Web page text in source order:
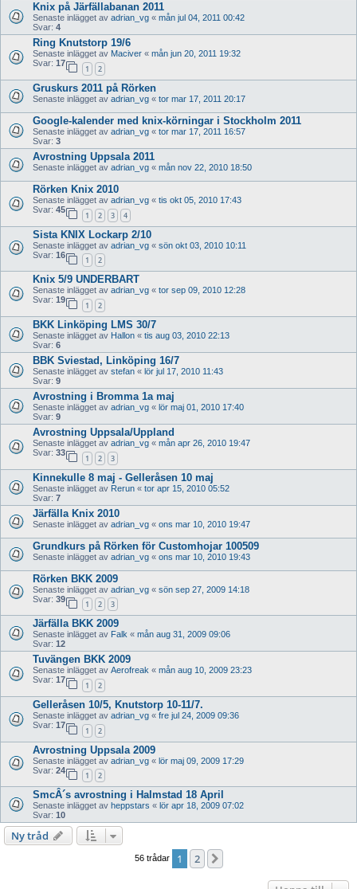
Knix på Järfällabanan 2011
Senaste inlägget av adrian_vg « mån jul 04, 2011 00:42
Svar: 4
Ring Knutstorp 19/6
Senaste inlägget av Maciver « mån jun 20, 2011 19:32
Svar: 17
1 2
Gruskurs 2011 på Rörken
Senaste inlägget av adrian_vg « tor mar 17, 2011 20:17
Google-kalender med knix-körningar i Stockholm 2011
Senaste inlägget av adrian_vg « tor mar 17, 2011 16:57
Svar: 3
Avrostning Uppsala 2011
Senaste inlägget av adrian_vg « mån nov 22, 2010 18:50
Rörken Knix 2010
Senaste inlägget av adrian_vg « tis okt 05, 2010 17:43
Svar: 45
1 2 3 4
Sista KNIX Lockarp 2/10
Senaste inlägget av adrian_vg « sön okt 03, 2010 10:11
Svar: 16
1 2
Knix 5/9 UNDERBART
Senaste inlägget av adrian_vg « tor sep 09, 2010 12:28
Svar: 19
1 2
BKK Linköping LMS 30/7
Senaste inlägget av Hallon « tis aug 03, 2010 22:13
Svar: 6
BBK Sviestad, Linköping 16/7
Senaste inlägget av stefan « lör jul 17, 2010 11:43
Svar: 9
Avrostning i Bromma 1a maj
Senaste inlägget av adrian_vg « lör maj 01, 2010 17:40
Svar: 9
Avrostning Uppsala/Uppland
Senaste inlägget av adrian_vg « mån apr 26, 2010 19:47
Svar: 33
1 2 3
Kinnekulle 8 maj - Gelleråsen 10 maj
Senaste inlägget av Rerun « tor apr 15, 2010 05:52
Svar: 7
Järfälla Knix 2010
Senaste inlägget av adrian_vg « ons mar 10, 2010 19:47
Grundkurs på Rörken för Customhojar 100509
Senaste inlägget av adrian_vg « ons mar 10, 2010 19:43
Rörken BKK 2009
Senaste inlägget av adrian_vg « sön sep 27, 2009 14:18
Svar: 39
1 2 3
Järfälla BKK 2009
Senaste inlägget av Falk « mån aug 31, 2009 09:06
Svar: 12
Tuvängen BKK 2009
Senaste inlägget av Aerofreak « mån aug 10, 2009 23:23
Svar: 17
1 2
Gelleråsen 10/5, Knutstorp 10-11/7.
Senaste inlägget av adrian_vg « fre jul 24, 2009 09:36
Svar: 17
1 2
Avrostning Uppsala 2009
Senaste inlägget av adrian_vg « lör maj 09, 2009 17:29
Svar: 24
1 2
SmcÂ´s avrostning i Halmstad 18 April
Senaste inlägget av heppstars « lör apr 18, 2009 07:02
Svar: 10
Ny tråd
56 trådar 1 2